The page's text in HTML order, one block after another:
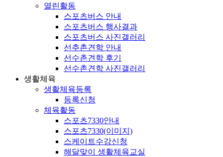
열린활동
스포츠버스 안내
스포츠버스 행사결과
스포츠버스 사진갤러리
선추촌견학 안내
선수촌견학 후기
선수촌견학 사진갤러리
생활체육
생활체육등록
등록신청
체육활동
스포츠7330안내
스포츠7330(이미지)
스케이트수강신청
해달맞이 생활체육교실